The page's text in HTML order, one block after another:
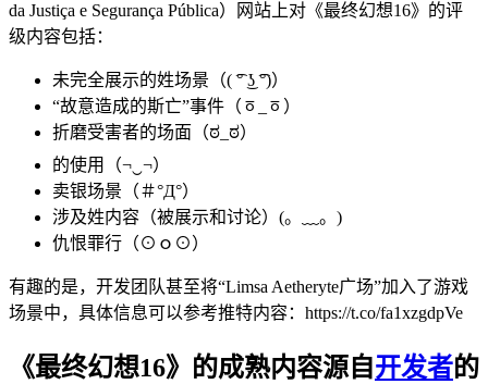
da Justiça e Segurança Pública）网站上对《最终幻想16》的评
级内容包括：
未完全展示的姓场景（( ͡° ͜ʖ ͡°)）
“故意造成的斯亡”事件（ㆆ_ㆆ）
折磨受害者的场面（ಠ_ಠ）
的使用（¬‿¬）
卖银场景（＃°Д°）
涉及姓内容（被展示和讨论）(。﹏。)
仇恨罪行（⊙ｏ⊙）
有趣的是，开发团队甚至将“Limsa Aetheryte广场”加入了游戏
场景中，具体信息可以参考推特内容：https://t.co/fa1xzgdpVe
《最终幻想16》的成熟内容源自 开发者的